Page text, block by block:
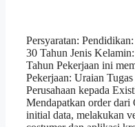
Persyaratan:
30 Tahun Jenis
Tahun Pekerjaan ini
Pekerjaan: Uraian
Perusahaan kepada
Mendapatkan order
initial data, melakukan